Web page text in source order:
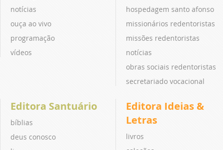
notícias
ouça ao vivo
programação
vídeos
hospedagem santo afonso
missionários redentoristas
missões redentoristas
notícias
obras sociais redentoristas
secretariado vocacional
Editora Santuário
bíblias
deus conosco
Editora Ideias &
Letras
livros